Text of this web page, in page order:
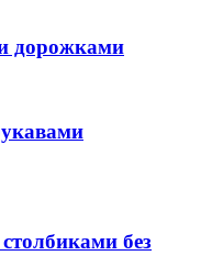
дорожками
без